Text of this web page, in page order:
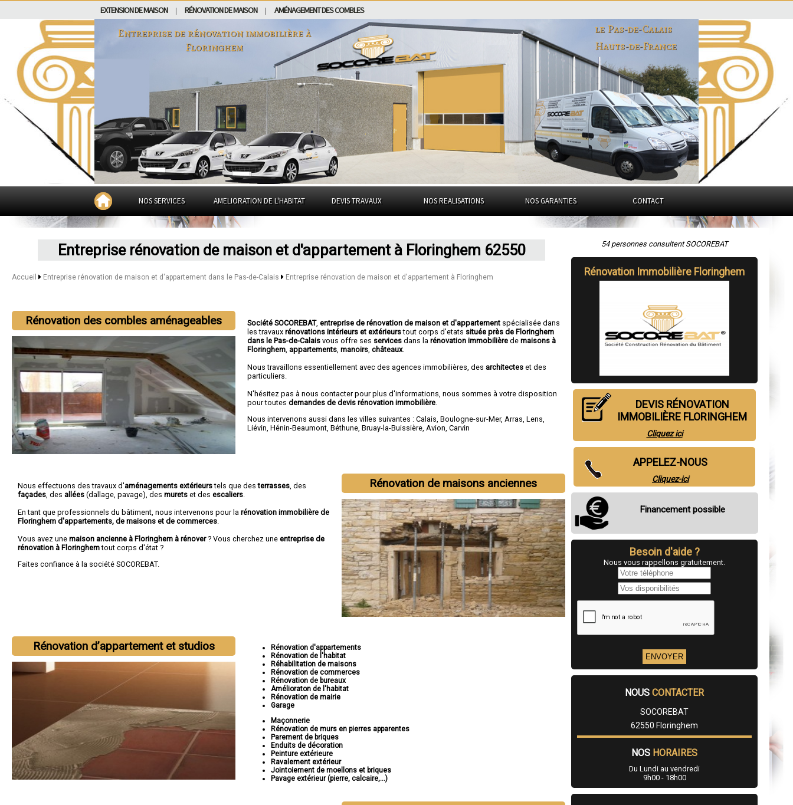
EXTENSION DE MAISON RÉNOVATION DE MAISON AMÉNAGEMENT DES COMBLES
Entreprise de rénovation immobilière à
Floringhem
le Pas-de-Calais
Hauts-de-France
NOS SERVICES AMELIORATION DE L'HABITAT DEVIS TRAVAUX NOS REALISATIONS NOS GARANTIES CONTACT
Entreprise rénovation de maison et d'appartement à Floringhem 62550
Accueil Entreprise rénovation de maison et d'appartement dans le Pas-de-Calais Entreprise rénovation de maison et d'appartement à Floringhem
Rénovation des combles aménageables Société SOCOREBAT,entreprise de rénovation de maison et d'appartement spécialisée dans
les travauxrénovations intérieurs et extérieurstout corps d'etats située près de Floringhem
dans le Pas-de-Calaisvous offre ses services dans larénovation immobilière demaisons à
Floringhem appartements ,manoirs ,châteaux.
Nous travaillons essentiellement avec des agences immobilières, des architectes et des
particuliers.
N'hésitez pas à nous contacter pour plus d'informations, nous sommes à votre disposition
pour toutesdemandes de devis rénovation immobilière
Nous intervenons aussi dans les villes suivantes :Calais ,Boulogne-sur-Mer, Arras ,Lens
Liévin ,Hénin-Beaumont ,Béthune ,Bruay-la-Buissière Avion ,Carvin
Rénovation de maisons anciennes
Nous effectuons des travaux d'aménagements extérieurstels que desterrasses , des
façades , des allées (dallage, pavage), des murets et des escaliers
En tant que professionnels du bâtiment, nous intervenons pour la rénovation immobilière de
Floringhem d'appartements, de maisons et de commerces
Vous avez une maison ancienne à Floringhem à rénover? Vous cherchez une entreprise de
rénovation à Floringhemtout corps d'état ?
Faites confiance à la société SOCOREBAT.
Rénovation d’appartement et studios
Rénovation d'appartements
Rénovation de l'habitat
Réhabilitation de maisons
Rénovation de commerces
Rénovation de bureaux
Amélioraton de l'habitat
Rénovation de mairie
Garage
Maçonnerie
Rénovation de murs en pierres apparentes
Parement de briques
Enduits de décoration
Peinture extérieure
Ravalement extérieur
Jointoiement de moellons et briques
Pavage extérieur (pierre, calcaire,...)
54 personnes consultent SOCOREBAT
Rénovation Immobilière Floringhem
DEVIS RÉNOVATION
IMMOBILIÈRE FLORINGHEM
Cliquez ici
APPELEZ-NOUS
Cliquez-ici
Financement possible
Besoin d'aide ?
Nous vous rappellons gratuitement.
NOUS CONTACTER
SOCOREBAT
62550 Floringhem
NOS HORAIRES
Du Lundi au vendredi
9h00 - 18h00